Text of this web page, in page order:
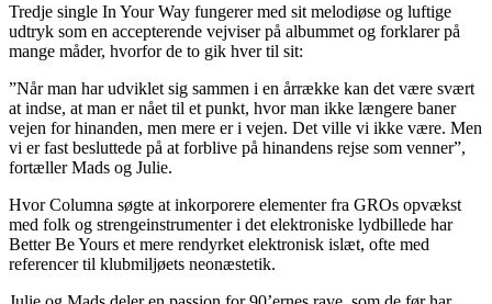
Tredje single In Your Way fungerer med sit melodiøse og luftige
udtryk som en accepterende vejviser på albummet og forklarer på
mange måder, hvorfor de to gik hver til sit:
”Når man har udviklet sig sammen i en årrække kan det være svært
at indse, at man er nået til et punkt, hvor man ikke længere baner
vejen for hinanden, men mere er i vejen. Det ville vi ikke være. Men
vi er fast besluttede på at forblive på hinandens rejse som venner”,
fortæller Mads og Julie.
Hvor Columna søgte at inkorporere elementer fra GROs opvækst
med folk og strengeinstrumenter i det elektroniske lydbillede har
Better Be Yours et mere rendyrket elektronisk islæt, ofte med
referencer til klubmiljøets neonæstetik.